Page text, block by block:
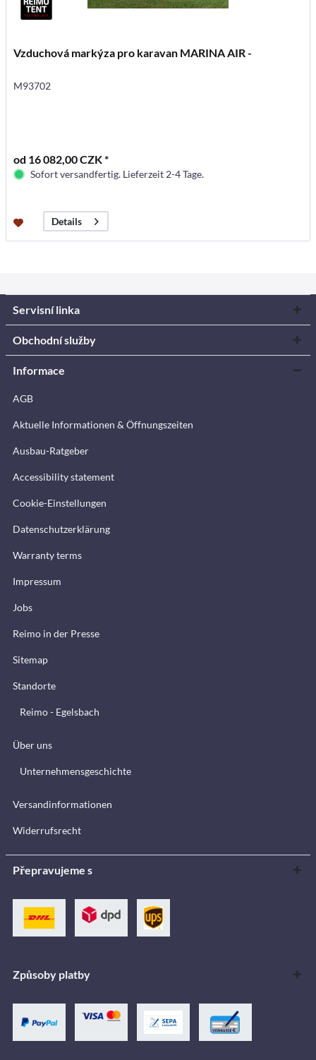
Vzduchová markýza pro karavan MARINA AIR -
M93702
od 16 082,00 CZK *
Sofort versandfertig. Lieferzeit 2-4 Tage.
Details
Servisní linka
Obchodní služby
Informace
AGB
Aktuelle Informationen & Öffnungszeiten
Ausbau-Ratgeber
Accessibility statement
Cookie-Einstellungen
Datenschutzerklärung
Warranty terms
Impressum
Jobs
Reimo in der Presse
Sitemap
Standorte
Reimo - Egelsbach
Über uns
Unternehmensgeschichte
Versandinformationen
Widerrufsrecht
Přepravujeme s
Způsoby platby